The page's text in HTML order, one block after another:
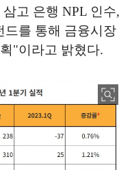
고 은행 NPL 인수,
드를 통해 금융시장
"이라고 밝혔다.